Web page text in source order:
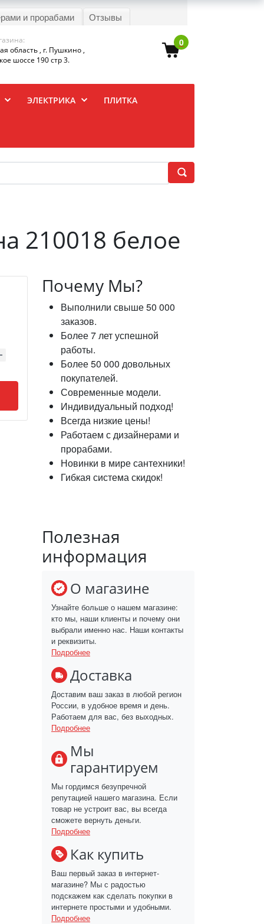
и прорабами Отзывы
0
область , г. Пушкино ,
шоссе 190 стр 3.
ЭЛЕКТРИКА ПЛИТКА
210018 белое
Почему Мы?
Выполнили свыше 50 000
заказов.
Более 7 лет успешной
работы.
Более 50 000 довольных
покупателей.
Современные модели.
Индивидуальный подход!
Всегда низкие цены!
Работаем с дизайнерами и
прорабами.
Новинки в мире сантехники!
Гибкая система скидок!
Полезная
информация
О магазине
Узнайте больше о нашем магазине:
кто мы, наши клиенты и почему они
выбрали именно нас. Наши контакты
и реквизиты.
Подробнее
Доставка
Доставим ваш заказ в любой регион
России, в удобное время и день.
Работаем для вас, без выходных.
Подробнее
Мы
гарантируем
Мы гордимся безупречной
репутацией нашего магазина. Если
товар не устроит вас, вы всегда
сможете вернуть деньги.
Подробнее
Как купить
Ваш первый заказ в интернет-
магазине? Мы с радостью
подскажем как сделать покупки в
интернете простыми и удобными.
Подробнее